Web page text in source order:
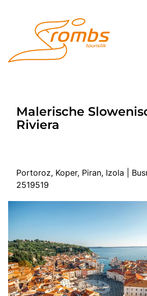
Highlights
Bus anmieten
Rombs Touristik
Kontakt & Info
Malerische
Riviera
Portoroz, Koper, Piran, Izola |
2519519